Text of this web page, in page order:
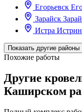
Егорьевск
Зарайск
Истра
Показать другие районы
Похожие работы
Другие
Каширском